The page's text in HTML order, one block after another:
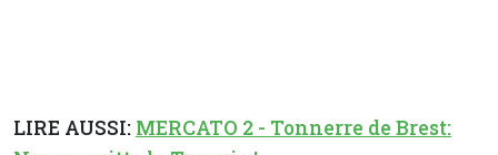
LIRE AUSSI: MERCATO 2 - Tonnerre de Brest: